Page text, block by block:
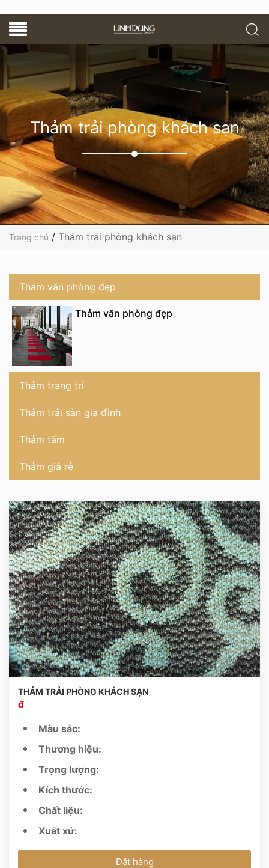
Thảm trải phòng khách sạn
Trang chủ / Thảm trải phòng khách sạn
Thảm văn phòng đẹp
Thảm văn phòng đẹp
Thảm trang trí
Thảm trải sàn gia đình
Thảm tấm
Thảm giá rẻ
THẢM TRẢI PHÒNG KHÁCH SẠN
đ
Màu sắc:
Thương hiệu:
Trọng lượng:
Kích thước:
Chất liệu:
Xuất xứ:
Đặt hàng